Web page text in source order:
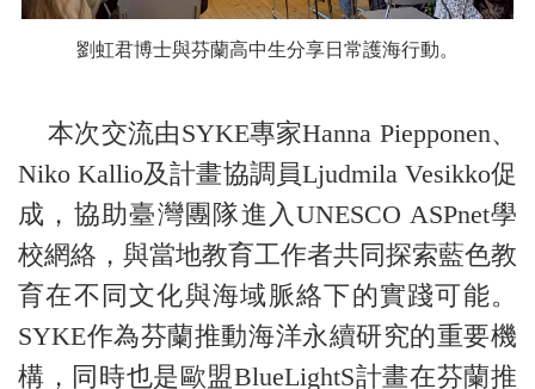
劉虹君博士與芬蘭高中生分享日常護海行動。
本次交流由SYKE專家Hanna Piepponen、
Niko Kallio及計畫協調員Ljudmila Vesikko促
成，協助臺灣團隊進入UNESCO ASPnet學
校網絡，與當地教育工作者共同探索藍色教
育在不同文化與海域脈絡下的實踐可能。
SYKE作為芬蘭推動海洋永續研究的重要機
構，同時也是歐盟BlueLightS計畫在芬蘭推